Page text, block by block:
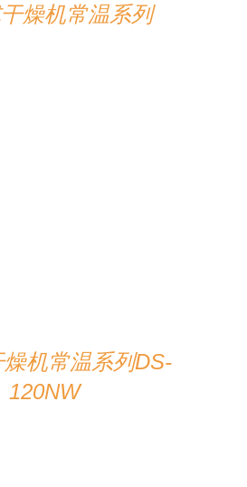
燥机常温系列
机常温系列DS-
120NW